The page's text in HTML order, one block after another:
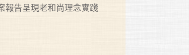
報告呈現老和尚理念實踐